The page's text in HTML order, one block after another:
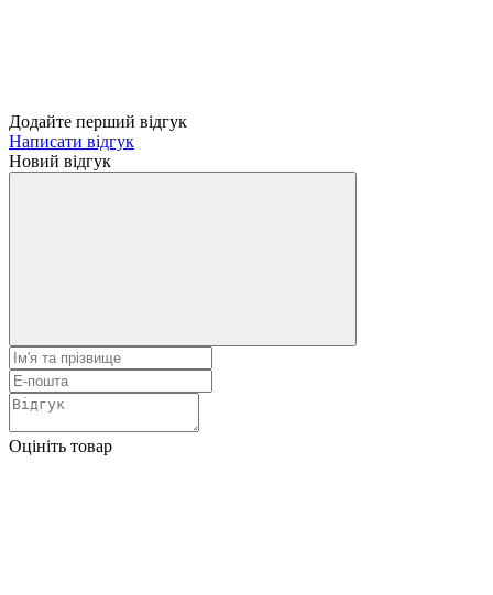
Додайте перший відгук
Написати відгук
Новий відгук
Оцініть товар